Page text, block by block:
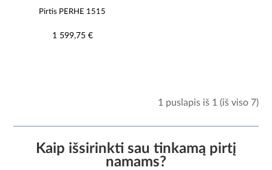
Pirtis PERHE 1515
1 599,75 €
1 puslapis iš 1 (iš viso 7)
Kaip išsirinkti sau tinkamą pirtį
namams?